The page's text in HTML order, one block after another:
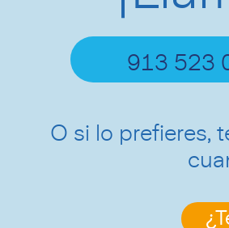
913 523
O si lo prefieres,